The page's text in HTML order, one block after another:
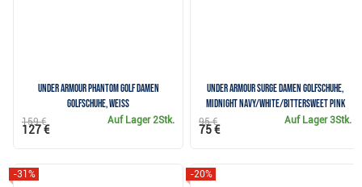
Under Armour Phantom Golf Damen
Golfschuhe, weiss
Auf Lager2Stk.
159 €
127 €
Under Armour Surge Damen Golfschuhe,
midnight navy/white/bittersweet pink
Auf Lager3Stk.
95 €
75 €
-31% -20%